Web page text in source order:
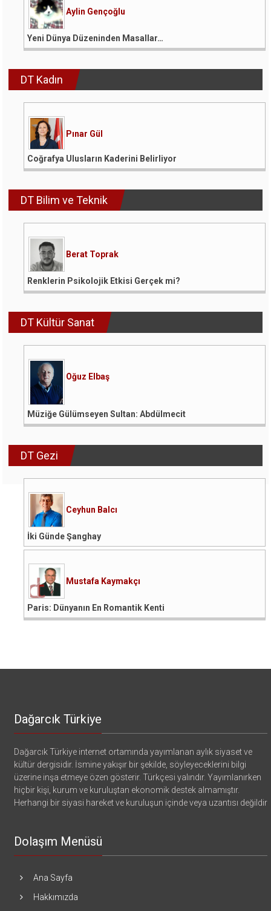
Aylin Gençoğlu
Yeni Dünya Düzeninden Masallar…
DT Kadın
Pınar Gül
Coğrafya Ulusların Kaderini Belirliyor
DT Bilim ve Teknik
Berat Toprak
Renklerin Psikolojik Etkisi Gerçek mi?
DT Kültür Sanat
Oğuz Elbaş
Müziğe Gülümseyen Sultan: Abdülmecit
DT Gezi
Ceyhun Balcı
İki Günde Şanghay
Mustafa Kaymakçı
Paris: Dünyanın En Romantik Kenti
Dağarcık Türkiye
Dağarcık Türkiye internet ortamında yayımlanan aylık siyaset ve
kültür dergisidir. İsmine yakışır bir şekilde, söyleyeceklerini bilgi
üzerine inşa etmeye özen gösterir. Türkçesi yalındır. Yayımlanırken
hiçbir kişi, kurum ve kuruluştan ekonomik destek almamıştır.
Herhangi bir siyasi hareket ve kuruluşun içinde veya uzantısı değildir
Dolaşım Menüsü
Ana Sayfa
Hakkımızda